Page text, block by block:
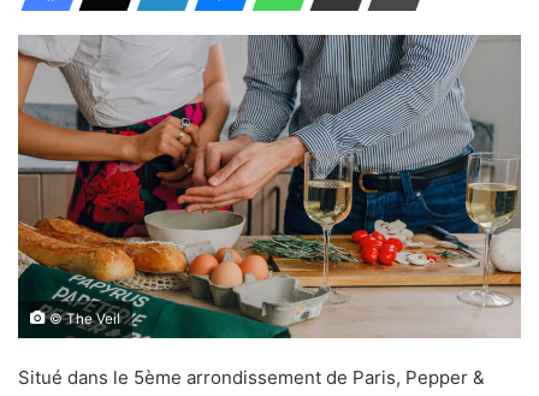
© The Veil
Situé dans le 5ème arrondissement de Paris, Pepper &